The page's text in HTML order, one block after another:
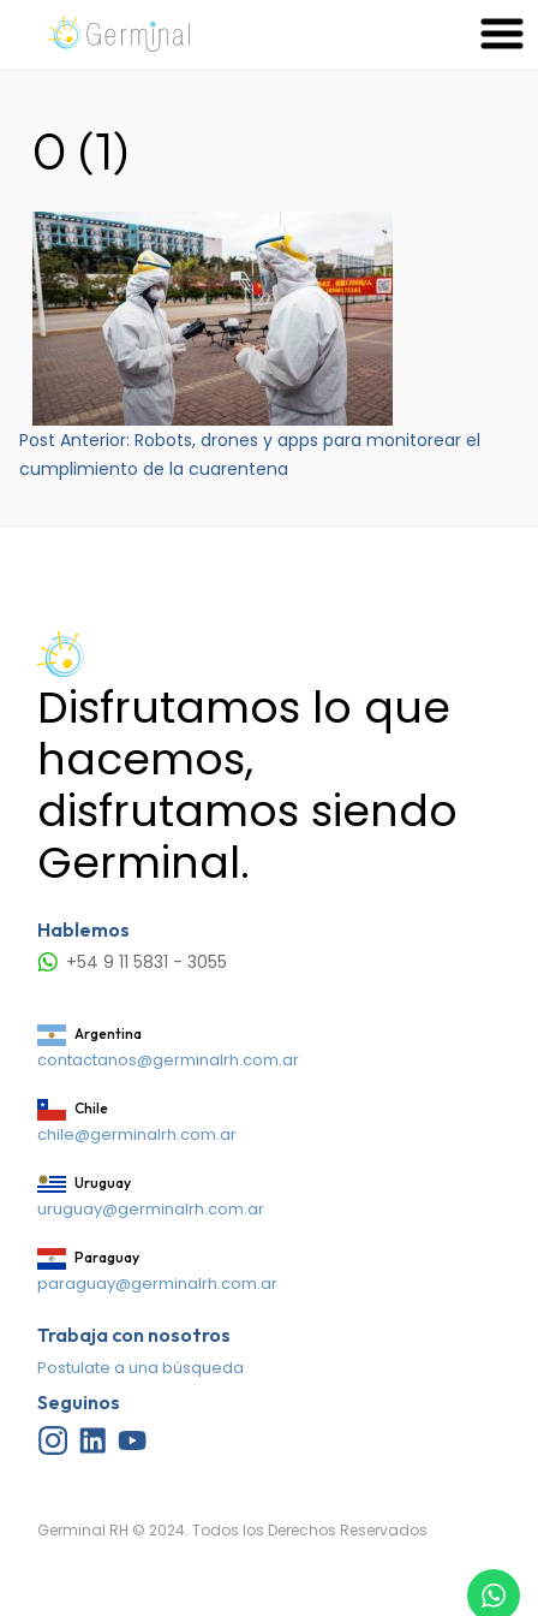
0 (1)
Navegación
de
Post Anterior: Robots, drones y apps para monitorear el
cumplimiento de la cuarentena
Disfrutamos lo que
hacemos,
disfrutamos siendo
Germinal.
Hablemos
+54 9 11 5831 - 3055
Argentina
contactanos@germinalrh.com.ar
Chile
chile@germinalrh.com.ar
Uruguay
uruguay@germinalrh.com.ar
Paraguay
paraguay@germinalrh.com.ar
Trabaja con nosotros
Postulate a una búsqueda
Seguinos
Germinal RH © 2024. Todos los Derechos Reservados